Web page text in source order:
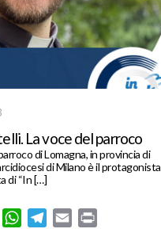
La voce del parroco
di Lomagna, in provincia di
di Milano è il protagonista
di “In […]
LinkedInWhatsApp
Telegram
Email